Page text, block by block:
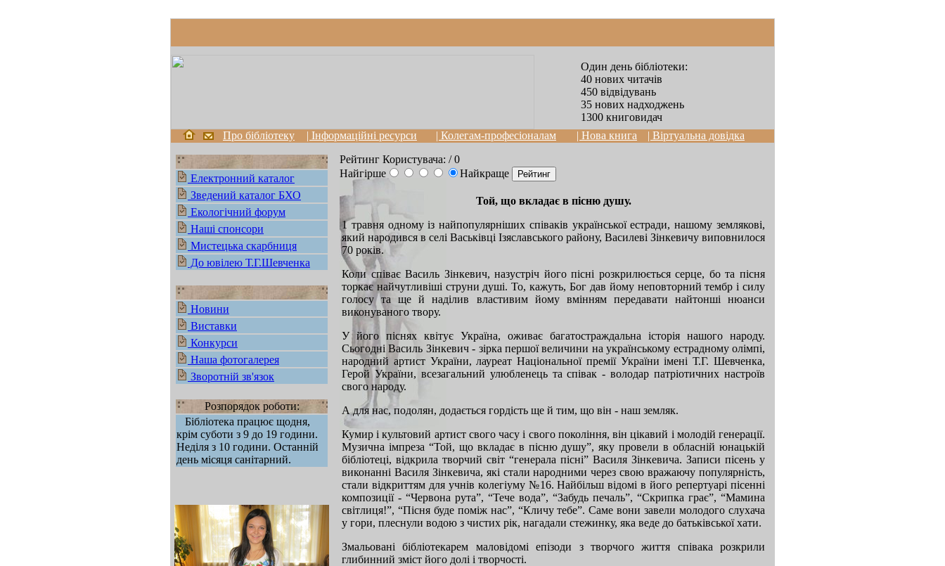
Один день бібліотеки:
40 нових читачів
450 відвідувань
35 нових надходжень
1300 книговидач
Про бібліотеку
| Інформаційні ресурси | Колегам-професіоналам | Нова книга | Віртуальна довідка
Електронний каталог
Зведений каталог БХО
Екологічний форум
Наші спонсори
Мистецька скарбниця
До ювілею Т.Г.Шевченка
Новини
Виставки
Конкурси
Наша фотогалерея
Зворотній зв'язок
Розпорядок роботи:
Бібліотека працює щодня,
крім суботи з 9 до 19 години.
Неділя з 10 години. Останній
день місяця санітарний.
Рейтинг Користувача: / 0
Найгірше
Найкраще
Той, що вкладає в пісню душу.
1 травня одному із найпопулярніших співаків української естради, нашому землякові,
який народився в селі Васьківці Ізяславського району, Василеві Зінкевичу виповнилося
70 років.
Коли співає Василь Зінкевич, назустріч його пісні розкрилюється серце, бо та пісня
торкає найчутливіші струни душі. То, кажуть, Бог дав йому неповторний тембр і силу
голосу та ще й наділив властивим йому вмінням передавати найтонші нюанси
виконуваного твору.
У його піснях квітує Україна, оживає багатостраждальна історія нашого народу.
Сьогодні Василь Зінкевич - зірка першої величини на українському естрадному олімпі,
народний артист України, лауреат Національної премії України імені Т.Г. Шевченка,
Герой України, всезагальний улюбленець та співак - володар патріотичних настроїв
свого народу.
А для нас, подолян, додається гордість ще й тим, що він - наш земляк.
Кумир і культовий артист свого часу і свого покоління, він цікавий і молодій генерації.
Музична імпреза “Той, що вкладає в пісню душу”, яку провели в обласній юнацькій
бібліотеці, відкрила творчий світ “генерала пісні” Василя Зінкевича. Записи пісень у
виконанні Василя Зінкевича, які стали народними через свою вражаючу популярність,
стали відкриттям для учнів колегіуму №16. Найбільш відомі в його репертуарі пісенні
композиції - “Червона рута”, “Тече вода”, “Забудь печаль”, “Скрипка грає”, “Мамина
світлиця!”, “Пісня буде поміж нас”, “Кличу тебе”. Саме вони завели молодого слухача
у гори, плеснули водою з чистих рік, нагадали стежинку, яка веде до батьківської хати.
Змальовані бібліотекарем маловідомі епізоди з творчого життя співака розкрили
глибинний зміст його долі і творчості.